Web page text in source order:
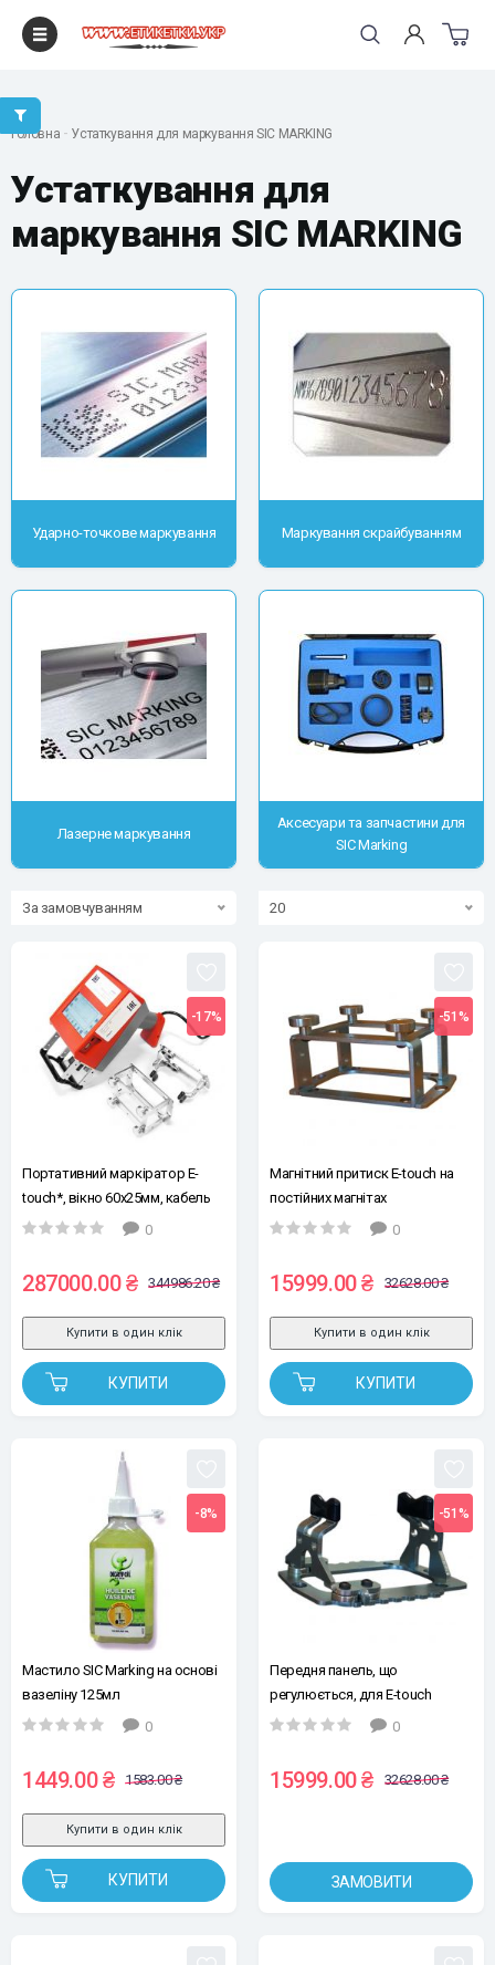
Головна Устаткування для маркування SIC MARKING
Устаткування для
маркування SIC MARKING
Ударно-точкове маркування Маркування скрайбуванням
Лазерне маркування
Аксесуари та запчастини для
SIC Marking
За замовчуванням 20
-17%
Портативний маркіратор E-
touch*, вікно 60х25мм, кабель
5м, + 2 додаткові передні
0
287000.00 ₴ 344986.20 ₴
КУПИТИ
Купити в один клік
-51%
Магнітний притиск E-touch на
постійних магнітах
0
15999.00 ₴ 32628.00 ₴
КУПИТИ
Купити в один клік
-8%
Мастило SIC Marking на основі
вазеліну 125мл
0
1449.00 ₴ 1583.00 ₴
КУПИТИ
Купити в один клік
-51%
Передня панель, що
регулюється, для E-touch
0
15999.00 ₴ 32628.00 ₴
ЗАМОВИТИ